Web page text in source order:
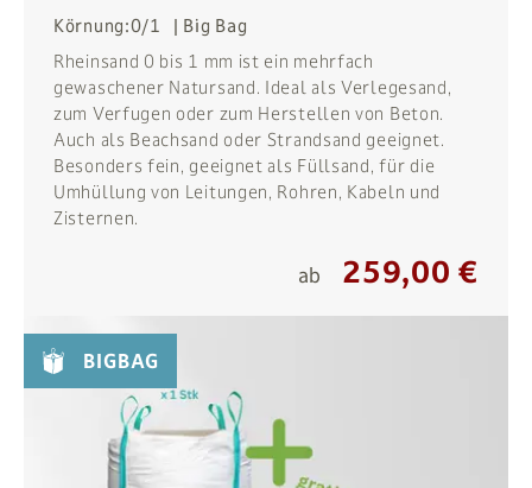
Körnung:0/1
Big Bag
Rheinsand 0 bis 1 mm ist ein mehrfach
gewaschener Natursand. Ideal als Verlegesand,
zum Verfugen oder zum Herstellen von Beton.
Auch als Beachsand oder Strandsand geeignet.
Besonders fein, geeignet als Füllsand, für die
Umhüllung von Leitungen, Rohren, Kabeln und
Zisternen.
ab 259,00 €
BIGBAG